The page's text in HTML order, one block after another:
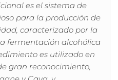
es el sistema de
para la producción de
caracterizado por la
fermentación alcohólica
es utilizado en
gran reconocimiento,